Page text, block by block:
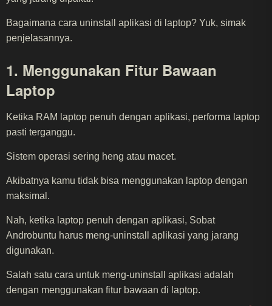
Bagaimana cara uninstall aplikasi di laptop? Yuk, simak
penjelasannya.
1. Menggunakan Fitur Bawaan
Laptop
Ketika RAM laptop penuh dengan aplikasi, performa laptop
pasti terganggu.
Sistem operasi sering heng atau macet.
Akibatnya kamu tidak bisa menggunakan laptop dengan
maksimal.
Nah, ketika laptop penuh dengan aplikasi, Sobat
Androbuntu harus meng-uninstall aplikasi yang jarang
digunakan.
Salah satu cara untuk meng-uninstall aplikasi adalah
dengan menggunakan fitur bawaan di laptop.